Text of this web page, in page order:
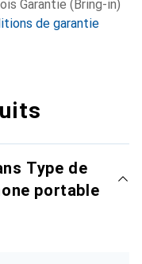
Garantie (Bring-in)
de garantie
Type de
portable